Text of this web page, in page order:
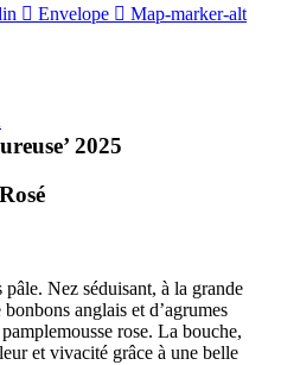
Envelope Map-marker-alt
2025
Rosé
Nez séduisant, à la grande
anglais et d’agrumes
rose. La bouche,
et vivacité grâce à une belle